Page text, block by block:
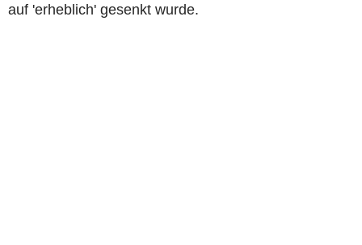
auf 'erheblich' gesenkt wurde.